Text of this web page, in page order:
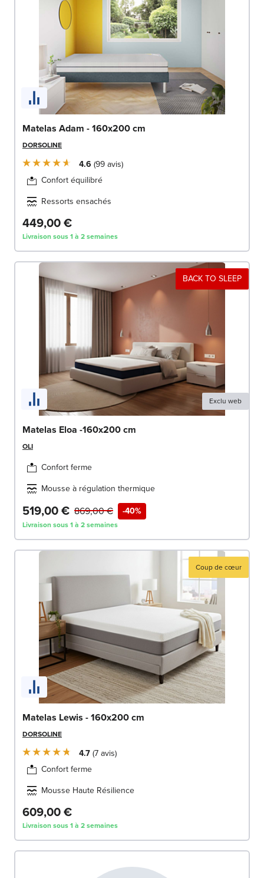
Matelas Adam - 160x200 cm
DORSOLINE
4.6 99avis
Confort équilibré
Ressorts ensachés
449,00 €
Livraison sous 1 à 2 semaines
BACK TO SLEEP
Exclu web
Matelas Eloa -160x200 cm
OLI
Confort ferme
Mousse à régulation thermique
519,00 € -40%
869,00 €
Livraison sous 1 à 2 semaines
Coup de cœur
Matelas Lewis - 160x200 cm
DORSOLINE
4.7 7avis
Confort ferme
Mousse Haute Résilience
609,00 €
Livraison sous 1 à 2 semaines